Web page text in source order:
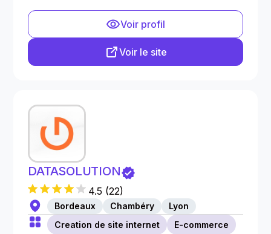
Voir profil
Voir le site
DATASOLUTION
4.5 (22)
Bordeaux Chambéry
Lyon
Creation de site internet
E-commerce